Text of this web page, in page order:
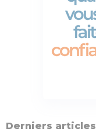
Derniers articles